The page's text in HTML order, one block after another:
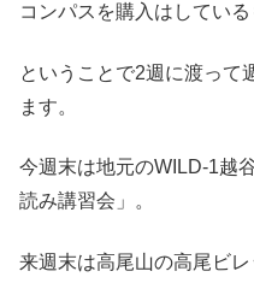
コンパスを購入はしてい
ということで2週に渡って
ます。
今週末は地元のWILD-1越
読み講習会」。
来週末は高尾山の高尾ビ